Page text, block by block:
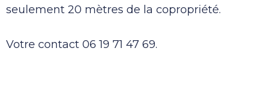
seulement 20 mètres de la copropriété.
Votre contact 06 19 71 47 69.